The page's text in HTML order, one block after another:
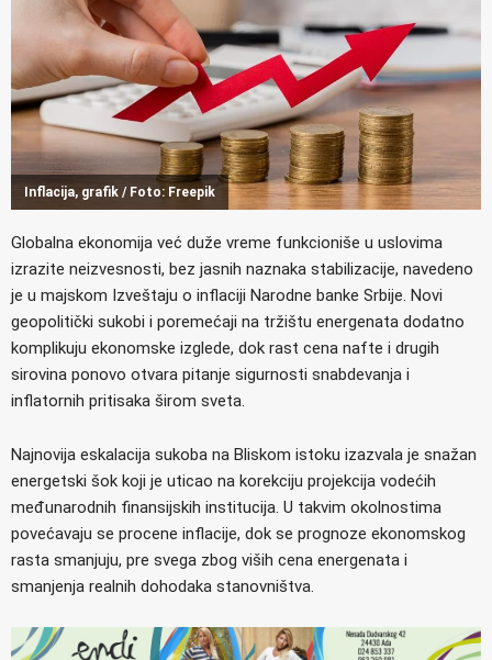
Inflacija, grafik / Foto: Freepik
Globalna ekonomija već duže vreme funkcioniše u uslovima
izrazite neizvesnosti, bez jasnih naznaka stabilizacije, navedeno
je u majskom Izveštaju o inflaciji Narodne banke Srbije. Novi
geopolitički sukobi i poremećaji na tržištu energenata dodatno
komplikuju ekonomske izglede, dok rast cena nafte i drugih
sirovina ponovo otvara pitanje sigurnosti snabdevanja i
inflatornih pritisaka širom sveta.
Najnovija eskalacija sukoba na Bliskom istoku izazvala je snažan
energetski šok koji je uticao na korekciju projekcija vodećih
međunarodnih finansijskih institucija. U takvim okolnostima
povećavaju se procene inflacije, dok se prognoze ekonomskog
rasta smanjuju, pre svega zbog viših cena energenata i
smanjenja realnih dohodaka stanovništva.